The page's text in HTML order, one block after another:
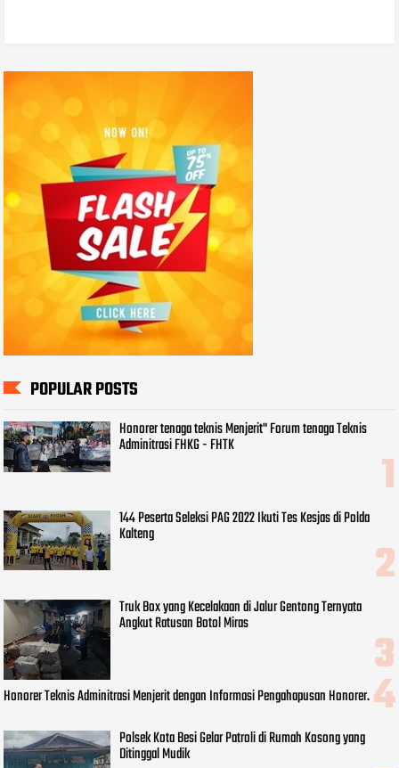
POPULAR POSTS
Honorer tenaga teknis Menjerit" Forum tenaga Teknis
Adminitrasi FHKG - FHTK
144 Peserta Seleksi PAG 2022 Ikuti Tes Kesjas di Polda
Kalteng
Truk Box yang Kecelakaan di Jalur Gentong Ternyata
Angkut Ratusan Botol Miras
Honorer Teknis Adminitrasi Menjerit dengan Informasi Pengahapusan Honorer.
Polsek Kota Besi Gelar Patroli di Rumah Kosong yang
Ditinggal Mudik